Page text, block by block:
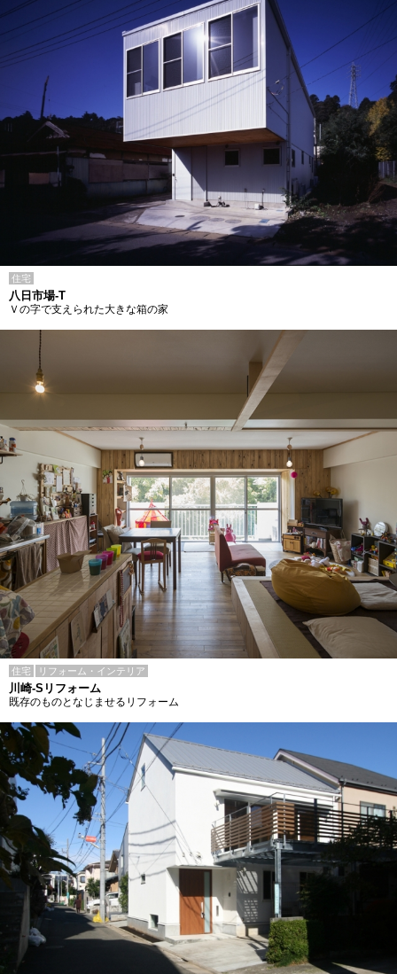
住宅
八日市場-T
Ｖの字で支えられた大きな箱の家
住宅 リフォーム・インテリア
川崎-Sリフォーム
既存のものとなじませるリフォーム